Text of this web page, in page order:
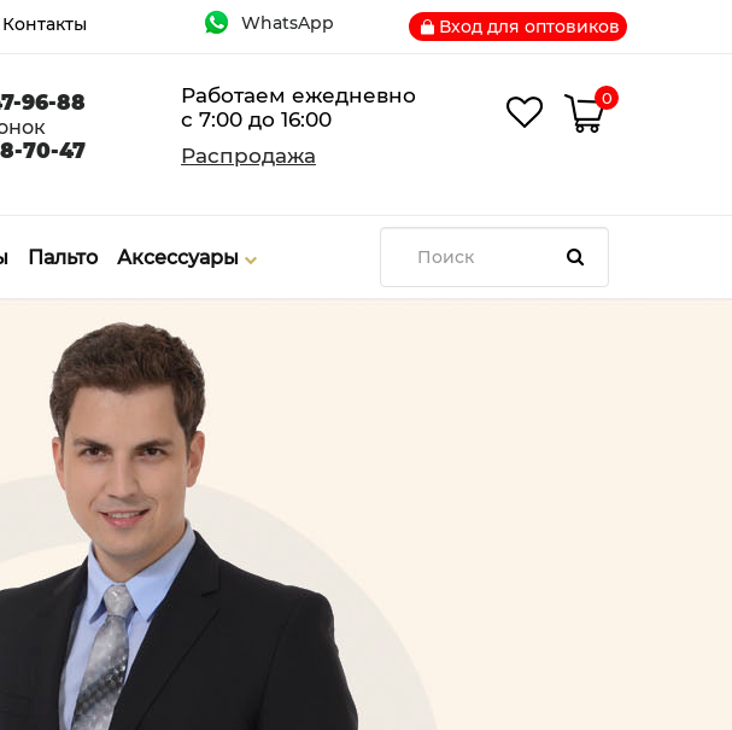
Контакты WhatsApp Вход для оптовиков
96-88
70-47
Работаем ежедневно
с 7:00 до 16:00
Распродажа
0
Пальто Аксессуары